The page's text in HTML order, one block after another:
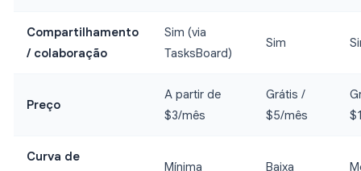
Compartilhamento
/ colaboração
Sim (via
TasksBoard)
Sim
Preço
A partir de
$3/mês
Grátis /
$5/mês
Curva de
Mínima Baixa